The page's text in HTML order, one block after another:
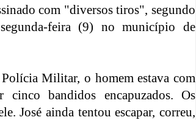
com "diversos tiros", segundo
feira (9) no município de
Militar, o homem estava com
bandidos encapuzados. Os
José ainda tentou escapar, correu,